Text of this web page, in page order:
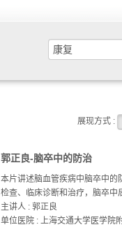
展现方式 :
郭正良-脑卒中的防治
本片讲述脑血管疾病中脑卒中
检查、临床诊断和治疗，脑卒中
主讲人 :郭正良
单位医院 : 上海交通大学医学院